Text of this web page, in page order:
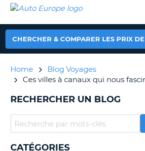
LOCATION
VOITURE
CAMPING-
CAR
AUTO
EUROPE
LOCATION
VOITURE
CAR
PARTENAIRES
CLIENT
COMPTE
GÉRER
CHERCHER & COMPARER LES PRIX
Home
Blog Voyages
Ces villes à canaux qui nous
RECHERCHER UN BLOG
CATÉGORIES